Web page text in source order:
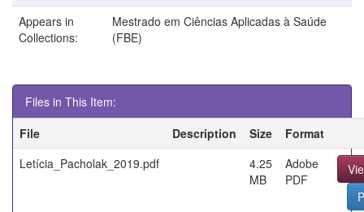
Appears in
Collections:
Mestrado em Ciências Aplicadas à Saúde
(FBE)
Files in This Item:
File
Description Size
Format
Letícia_Pacholak_2019.pdf
4.25
MB
Adobe
PDF